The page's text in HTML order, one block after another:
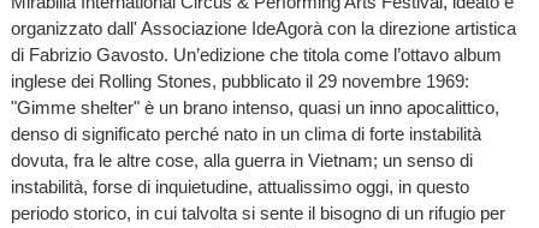
organizzato dall' Associazione IdeAgorà con la direzione artistica
di Fabrizio Gavosto. Un’edizione che titola come l’ottavo album
inglese dei Rolling Stones, pubblicato il 29 novembre 1969:
"Gimme shelter" è un brano intenso, quasi un inno apocalittico,
denso di significato perché nato in un clima di forte instabilità
dovuta, fra le altre cose, alla guerra in Vietnam; un senso di
instabilità, forse di inquietudine, attualissimo oggi, in questo
periodo storico, in cui talvolta si sente il bisogno di un rifugio per